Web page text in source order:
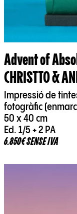
Advent of
CHRISTTO &
Impressió de
fotogràfic
50 x 40 cm
Ed. 1/5 + 2 PA
6.850€ SENSE IVA